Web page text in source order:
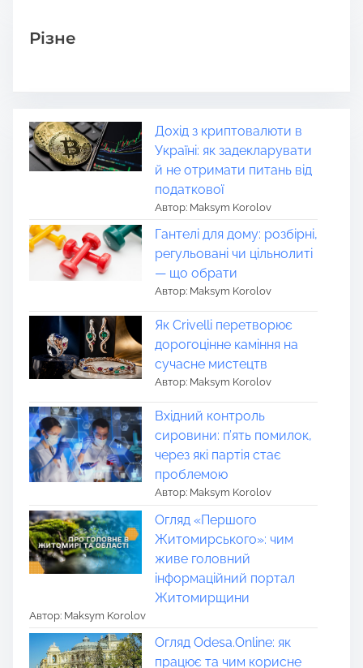
Різне
Дохід з криптовалюти в
Україні: як задекларувати
й не отримати питань від
податкової
Автор: Maksym Korolov
Гантелі для дому: розбірні,
регульовані чи цільнолиті
— що обрати
Автор: Maksym Korolov
Як Crivelli перетворює
дорогоцінне каміння на
сучасне мистецтв
Автор: Maksym Korolov
Вхідний контроль
сировини: п’ять помилок,
через які партія стає
проблемою
Автор: Maksym Korolov
Огляд «Першого
Житомирського»: чим
живе головний
інформаційний портал
Житомирщини
Автор: Maksym Korolov
Огляд Odesa.Online: як
працює та чим корисне